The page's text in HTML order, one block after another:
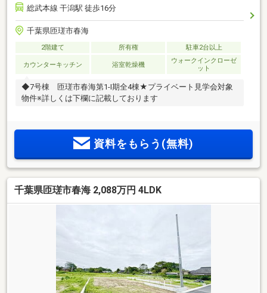
総武本線 干潟駅 徒歩16分
千葉県匝瑳市春海
2階建て 所有権 駐車2台以上
カウンターキッチン 浴室乾燥機
ウォークインクローゼ
ット
◆7号棟 匝瑳市春海第1-I期全4棟★プライベート見学会対象
物件※詳しくは下欄に記載しております
資料をもらう(無料)
千葉県匝瑳市春海 2,088万円 4LDK